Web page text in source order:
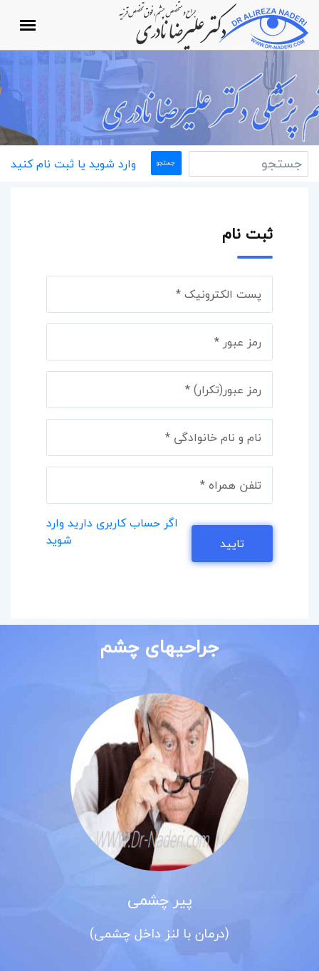
وارد شوید یا ثبت نام کنید
ثبت نام
اگر حساب کاربری دارید وارد
شوید
جراحیهای چشم
پیر چشمی
(درمان با لنز داخل چشمی)